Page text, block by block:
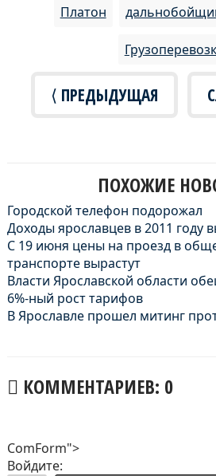
Платон
⟨ ПРЕДЫДУЩАЯ
ПОХОЖИЕ
Городской телефон подорожал
Доходы ярославцев в 2011 году
С 19 июня цены на проезд в
транспорте вырастут
Власти Ярославской области
6%-ный рост тарифов
В Ярославле прошел митинг
КОММЕНТАРИЕВ: 0
ComForm">
Войдите: